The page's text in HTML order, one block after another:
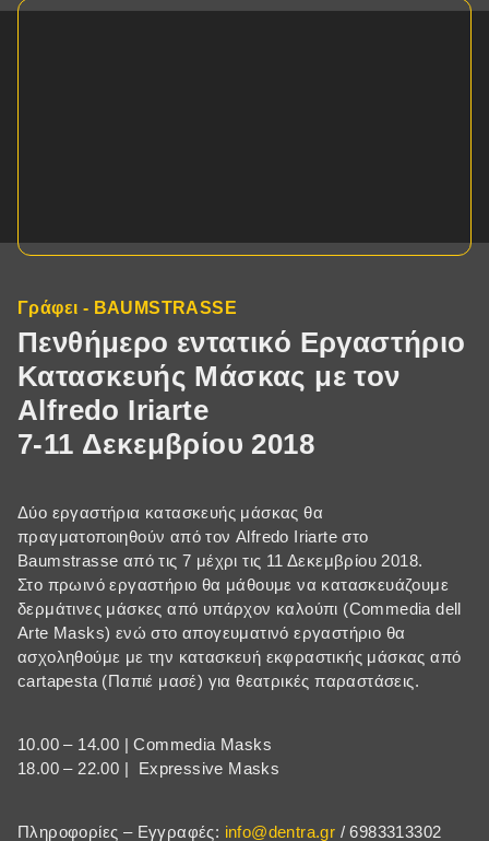
Γράφει - BAUMSTRASSE
Πενθήμερο εντατικό Εργαστήριο
Κατασκευής Μάσκας με τον
Alfredo Iriarte
7-11 Δεκεμβρίου 2018
Δύο εργαστήρια κατασκευής μάσκας θα
πραγματοποιηθούν από τον Alfredo Iriarte στο
Baumstrasse από τις 7 μέχρι τις 11 Δεκεμβρίου 2018.
Στο πρωινό εργαστήριο θα μάθουμε να κατασκευάζουμε
δερμάτινες μάσκες από υπάρχον καλούπι (Commedia dell
Arte Masks) ενώ στο απογευματινό εργαστήριο θα
ασχοληθούμε με την κατασκευή εκφραστικής μάσκας από
cartapesta (Παπιέ μασέ) για θεατρικές παραστάσεις.
10.00 – 14.00 | Commedia Masks
18.00 – 22.00 | Expressive Masks
Πληροφορίες – Εγγραφές: info@dentra.gr / 6983313302